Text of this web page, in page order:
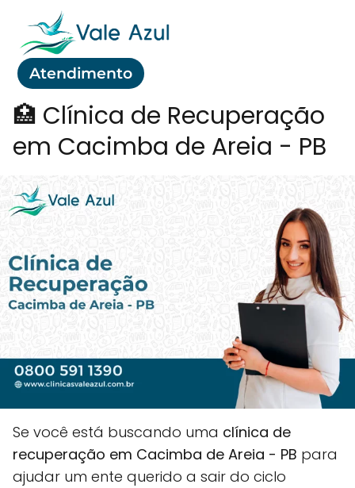
Atendimento
🏥 Clínica de Recuperação
em Cacimba de Areia - PB
Se você está buscando uma clínica de
recuperação em Cacimba de Areia - PB para
ajudar um ente querido a sair do ciclo